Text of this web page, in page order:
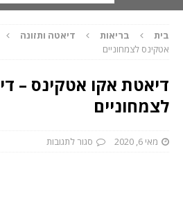
בית בריאות דיאטה ותזונה
אטקינס לצמחוניים
דיאטת אקו אטקינס –
לצמחוניים
מאי 6, 2020 סגור לתגובות